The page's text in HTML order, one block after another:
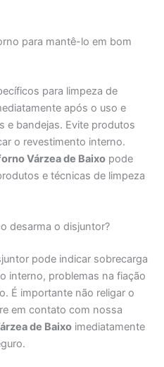
para mantê-lo em bom
para limpeza de
após o uso e
e bandejas. Evite produtos
o revestimento interno.
Várzea de Baixo pode
e técnicas de limpeza
desarma o disjuntor?
pode indicar sobrecarga
interno, problemas na fiação
É importante não religar o
em contato com nossa
de Baixo imediatamente